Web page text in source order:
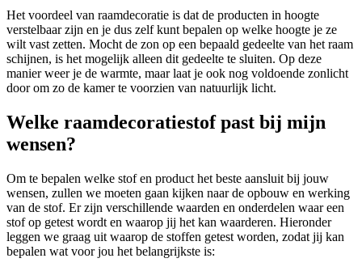
Het voordeel van raamdecoratie is dat de producten in hoogte
verstelbaar zijn en je dus zelf kunt bepalen op welke hoogte je ze
wilt vast zetten. Mocht de zon op een bepaald gedeelte van het raam
schijnen, is het mogelijk alleen dit gedeelte te sluiten. Op deze
manier weer je de warmte, maar laat je ook nog voldoende zonlicht
door om zo de kamer te voorzien van natuurlijk licht.
Welke raamdecoratiestof past bij mijn
wensen?
Om te bepalen welke stof en product het beste aansluit bij jouw
wensen, zullen we moeten gaan kijken naar de opbouw en werking
van de stof. Er zijn verschillende waarden en onderdelen waar een
stof op getest wordt en waarop jij het kan waarderen. Hieronder
leggen we graag uit waarop de stoffen getest worden, zodat jij kan
bepalen wat voor jou het belangrijkste is: